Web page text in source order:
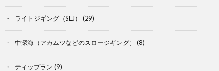
ライトジギング（SLJ） (29)
中深海（アカムツなどのスロージギング） (8)
ティップラン (9)